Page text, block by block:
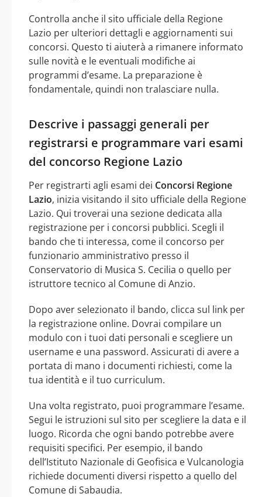
Controlla anche il sito ufficiale della Regione
Lazio per ulteriori dettagli e aggiornamenti sui
concorsi. Questo ti aiuterà a rimanere informato
sulle novità e le eventuali modifiche ai
programmi d’esame. La preparazione è
fondamentale, quindi non tralasciare nulla.
Descrive i passaggi generali per
registrarsi e programmare vari esami
del concorso Regione Lazio
Per registrarti agli esami dei Concorsi Regione
Lazio, inizia visitando il sito ufficiale della Regione
Lazio. Qui troverai una sezione dedicata alla
registrazione per i concorsi pubblici. Scegli il
bando che ti interessa, come il concorso per
funzionario amministrativo presso il
Conservatorio di Musica S. Cecilia o quello per
istruttore tecnico al Comune di Anzio.
Dopo aver selezionato il bando, clicca sul link per
la registrazione online. Dovrai compilare un
modulo con i tuoi dati personali e scegliere un
username e una password. Assicurati di avere a
portata di mano i documenti richiesti, come la
tua identità e il tuo curriculum.
Una volta registrato, puoi programmare l’esame.
Segui le istruzioni sul sito per scegliere la data e il
luogo. Ricorda che ogni bando potrebbe avere
requisiti specifici. Per esempio, il bando
dell’Istituto Nazionale di Geofisica e Vulcanologia
richiede documenti diversi rispetto a quello del
Comune di Sabaudia.